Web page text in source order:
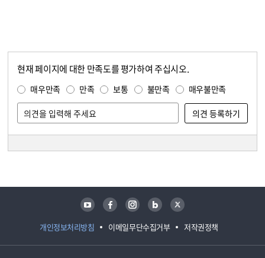
현재 페이지에 대한 만족도를 평가하여 주십시오.
매우만족 만족 보통 불만족 매우불만족
개인정보처리방침 이메일무단수집거부 저작권정책
유튜브 페이스북 인스타그램 블로그 트위터